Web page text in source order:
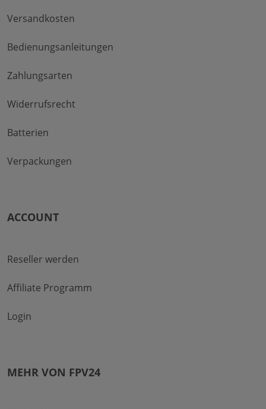
Versandkosten
Bedienungsanleitungen
Zahlungsarten
Widerrufsrecht
Batterien
Verpackungen
ACCOUNT
Reseller werden
Affiliate Programm
Login
MEHR VON FPV24